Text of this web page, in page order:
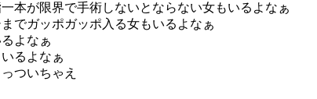
本が限界で手術しないとならない女もいるよなぁ
でガッポガッポ入る女もいるよなぁ
よなぁ
るよなぁ
ついちゃえ